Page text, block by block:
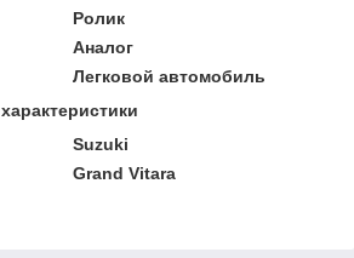
Ролик
Аналог
Легковой автомобиль
Suzuki
Grand Vitara